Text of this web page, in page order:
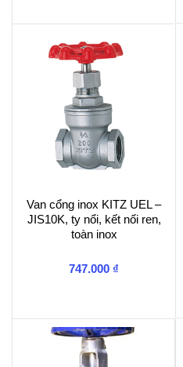
Van cổng inox KITZ UEL –
JIS10K, ty nổi, kết nối ren,
toàn inox
747.000 ₫